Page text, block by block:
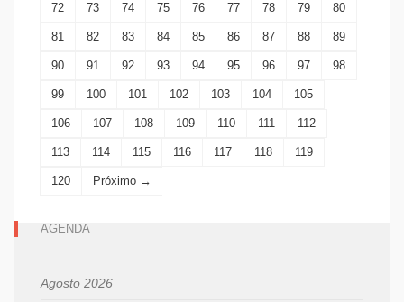
72 73 74 75 76 77 78 79 80
81 82 83 84 85 86 87 88 89
90 91 92 93 94 95 96 97 98
99 100 101 102 103 104 105
106 107 108 109 110 111 112
113 114 115 116 117 118 119
120 Próximo →
AGENDA
Agosto 2026